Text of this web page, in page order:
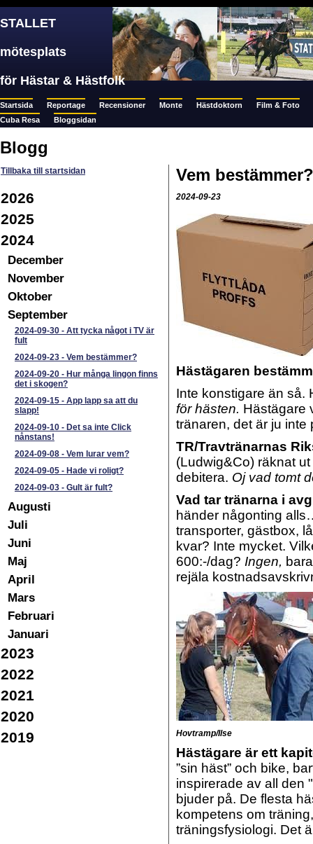
STALLET
mötesplats
för Hästar & Hästfolk
Startsida Reportage Recensioner Monte Hästdoktorn
Film & Foto
Cuba Resa
Bloggsidan
Blogg
Tillbaka till startsidan
2026
2025
2024
December
November
Oktober
September
2024-09-30 - Att tycka något i TV är
fult
2024-09-23 - Vem bestämmer?
2024-09-20 - Hur många lingon finns
det i skogen?
2024-09-15 - App lapp sa att du
slapp!
2024-09-10 - Det sa inte Click
nånstans!
2024-09-08 - Vem lurar vem?
2024-09-05 - Hade vi roligt?
2024-09-03 - Gult är fult?
Augusti
Juli
Juni
Maj
April
Mars
Februari
Januari
2023
2022
2021
2020
2019
Vem bestämmer?
2024-09-23
Hästägaren
Inte konstigare än så.
för hästen. Hästägare
tränaren, det är ju inte
TR/Travtränarnas
(Ludwig&Co) räknat
debitera. Oj vad tomt
Vad tar tränarna i
händer någonting
transporter, gästbox,
kvar? Inte mycket.
600:-/dag? Ingen,
rejäla
Hovtramp/Ilse
Hästägare är ett
”sin häst” och bike,
inspirerade av all den
bjuder på. De flesta
kompetens om
träningsfysiologi. Det